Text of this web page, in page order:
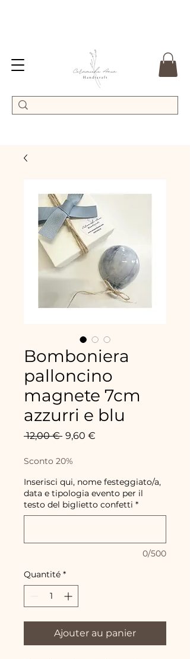
Bomboniera
palloncino
magnete 7cm
azzurri e blu
12,00 € Prix
9,60 €
Sconto 20%
Inserisci qui, nome festeggiato/a,
data e tipologia evento per il
testo del biglietto confetti *
0/500
Quantité *
Ajouter au panier